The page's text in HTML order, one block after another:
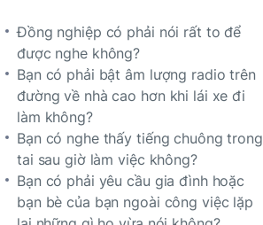
Đồng nghiệp có phải nói rất to để
được nghe không?
Bạn có phải bật âm lượng radio trên
đường về nhà cao hơn khi lái xe đi
làm không?
Bạn có nghe thấy tiếng chuông trong
tai sau giờ làm việc không?
Bạn có phải yêu cầu gia đình hoặc
bạn bè của bạn ngoài công việc lặp